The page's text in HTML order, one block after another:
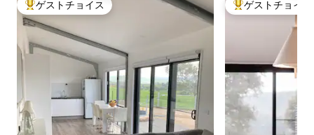
大好評のゲストチョイスです。
ゲストチョイス 大好評のゲスト
ゲストチョイス